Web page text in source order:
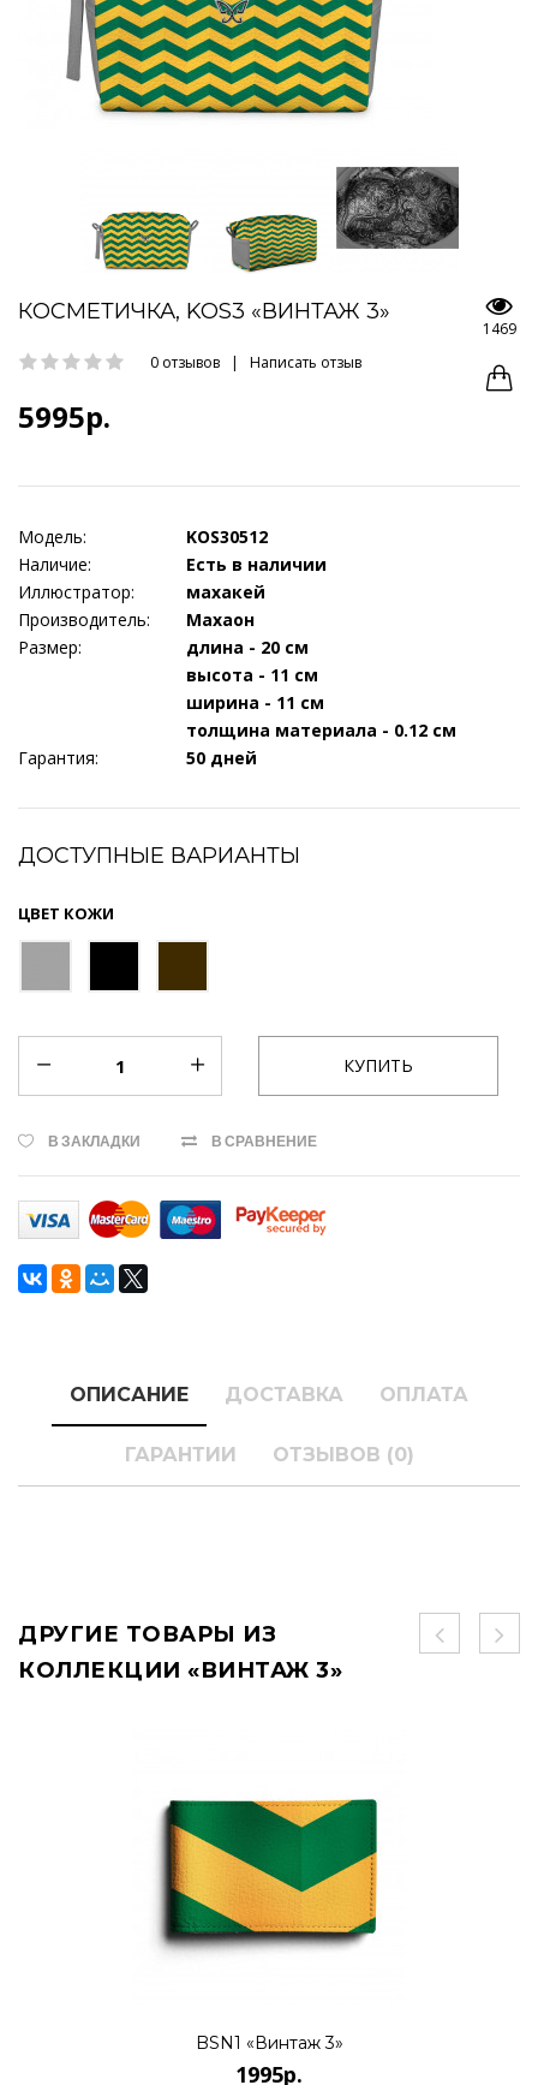
КОСМЕТИЧКА, KOS3 «ВИНТАЖ 3»
0 отзывов | Написать отзыв
5995р.
1469
Модель:
KOS30512
Наличие:
Есть в наличии
Иллюстратор:
махакей
Производитель:
Махаон
Размер:
длина - 20 см
высота - 11 см
ширина - 11 см
толщина материала - 0.12 см
Гарантия:
50 дней
ДОСТУПНЫЕ ВАРИАНТЫ
ЦВЕТ КОЖИ
В ЗАКЛАДКИ В СРАВНЕНИЕ
ОПИСАНИЕ ДОСТАВКА ОПЛАТА
ГАРАНТИИ ОТЗЫВОВ (0)
ДРУГИЕ ТОВАРЫ ИЗ
КОЛЛЕКЦИИ «ВИНТАЖ 3»
BSN1 «Винтаж 3»
1995р.